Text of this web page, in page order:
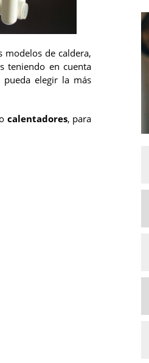
modelos de caldera,
teniendo en cuenta
pueda elegir la más
calentadores, para